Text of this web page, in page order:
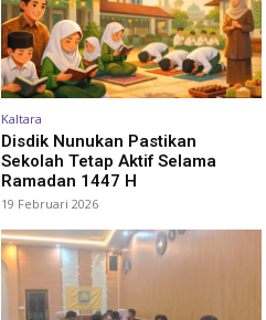
Kaltara
Disdik Nunukan Pastikan
Sekolah Tetap Aktif Selama
Ramadan 1447 H
19 Februari 2026